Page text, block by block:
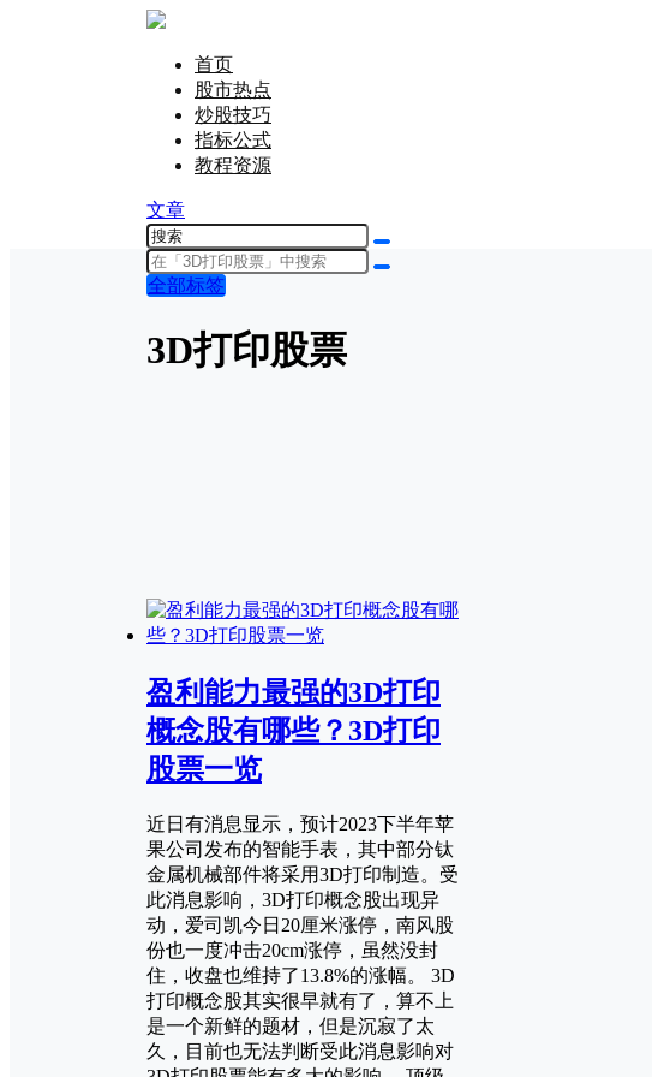
首页
股市热点
炒股技巧
指标公式
教程资源
文章
全部标签
3D打印股票
盈利能力最强的3D打印
概念股有哪些？3D打印
股票一览
近日有消息显示，预计2023下半年苹
果公司发布的智能手表，其中部分钛
金属机械部件将采用3D打印制造。受
此消息影响，3D打印概念股出现异
动，爱司凯今日20厘米涨停，南风股
份也一度冲击20cm涨停，虽然没封
住，收盘也维持了13.8%的涨幅。 3D
打印概念股其实很早就有了，算不上
是一个新鲜的题材，但是沉寂了太
久，目前也无法判断受此消息影响对